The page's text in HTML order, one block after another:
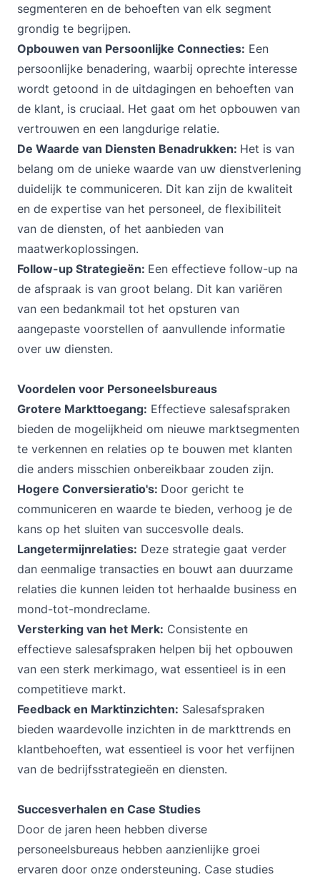
segmenteren en de behoeften van elk segment
grondig te begrijpen.
Opbouwen van Persoonlijke Connecties: Een
persoonlijke benadering, waarbij oprechte interesse
wordt getoond in de uitdagingen en behoeften van
de klant, is cruciaal. Het gaat om het opbouwen van
vertrouwen en een langdurige relatie.
De Waarde van Diensten Benadrukken: Het is van
belang om de unieke waarde van uw dienstverlening
duidelijk te communiceren. Dit kan zijn de kwaliteit
en de expertise van het personeel, de flexibiliteit
van de diensten, of het aanbieden van
maatwerkoplossingen.
Follow-up Strategieën: Een effectieve follow-up na
de afspraak is van groot belang. Dit kan variëren
van een bedankmail tot het opsturen van
aangepaste voorstellen of aanvullende informatie
over uw diensten.
Voordelen voor Personeelsbureaus
Grotere Markttoegang: Effectieve salesafspraken
bieden de mogelijkheid om nieuwe marktsegmenten
te verkennen en relaties op te bouwen met klanten
die anders misschien onbereikbaar zouden zijn.
Hogere Conversieratio's: Door gericht te
communiceren en waarde te bieden, verhoog je de
kans op het sluiten van succesvolle deals.
Langetermijnrelaties: Deze strategie gaat verder
dan eenmalige transacties en bouwt aan duurzame
relaties die kunnen leiden tot herhaalde business en
mond-tot-mondreclame.
Versterking van het Merk: Consistente en
effectieve salesafspraken helpen bij het opbouwen
van een sterk merkimago, wat essentieel is in een
competitieve markt.
Feedback en Marktinzichten: Salesafspraken
bieden waardevolle inzichten in de markttrends en
klantbehoeften, wat essentieel is voor het verfijnen
van de bedrijfsstrategieën en diensten.
Succesverhalen en Case Studies
Door de jaren heen hebben diverse
personeelsbureaus hebben aanzienlijke groei
ervaren door onze ondersteuning. Case studies